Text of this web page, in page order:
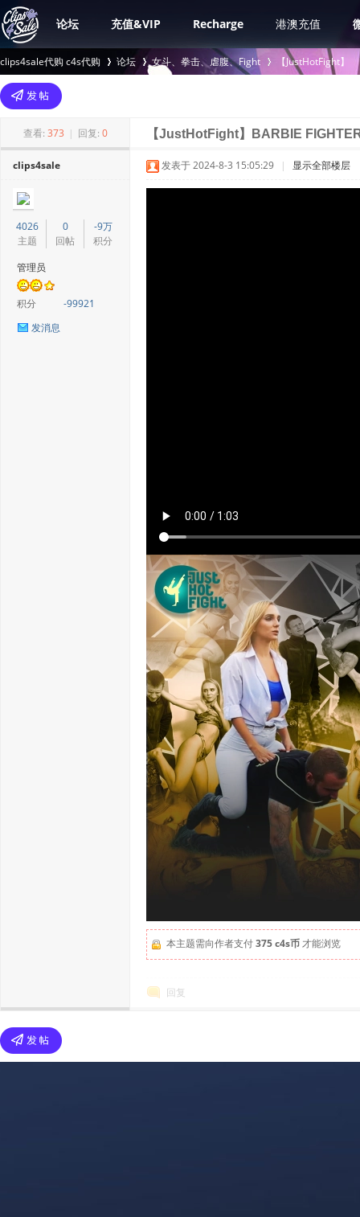
论坛 充值&VIP Recharge 港澳充值
clips4sale代购 c4s代购
>
论坛 女斗、拳击、虐腹、Fight
›
【JustHotFight】
查看: 373 | 回复: 0 【JustHotFight】BARBIE
clips4sale
4026
主题
0
回帖
-9万
积分
管理员
积分
-99921
发消息
发表于 2024-8-3 15:05:29 | 显示全部楼层
本主题需向作者支付375 c4s币才能浏览
回复